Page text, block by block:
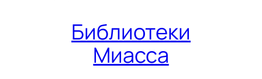
Библиотеки
Миасса